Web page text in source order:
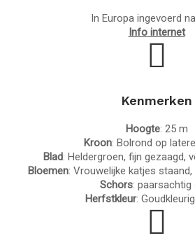
In Europa ingevoerd
Infointernet
Kenmerken
Hoogte: 25 m
Kroon: Bolrond op
Blad: Heldergroen, fijn gezaagd,
Bloemen: Vrouwelijke katjes
Schors: paarsachtig
Herfstkleur: